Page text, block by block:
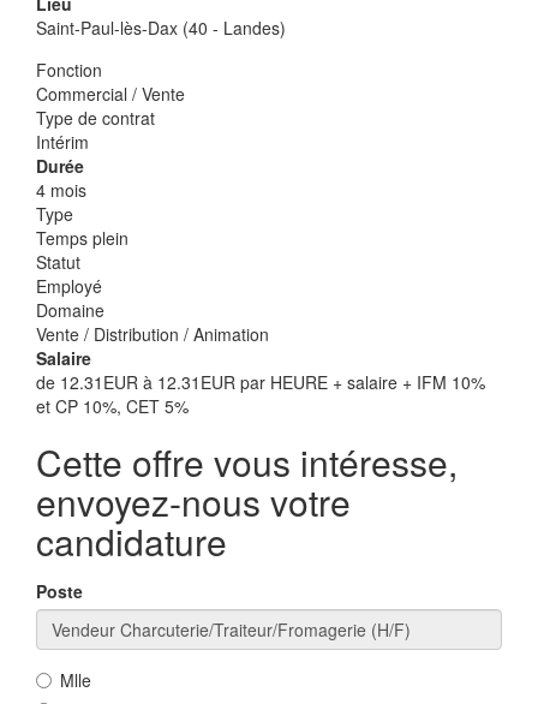
Saint-Paul-lès-Dax (40 - Landes)
Fonction
Commercial / Vente
Type de contrat
Intérim
Durée
4 mois
Type
Temps plein
Statut
Employé
Domaine
Vente / Distribution / Animation
Salaire
de 12.31EUR à 12.31EUR par HEURE + salaire + IFM 10%
et CP 10%, CET 5%
Cette offre vous intéresse,
envoyez-nous votre
candidature
Poste
Mlle